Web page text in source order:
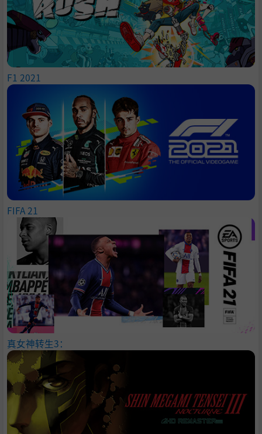
F1 2021
FIFA 21
真女神转生3：